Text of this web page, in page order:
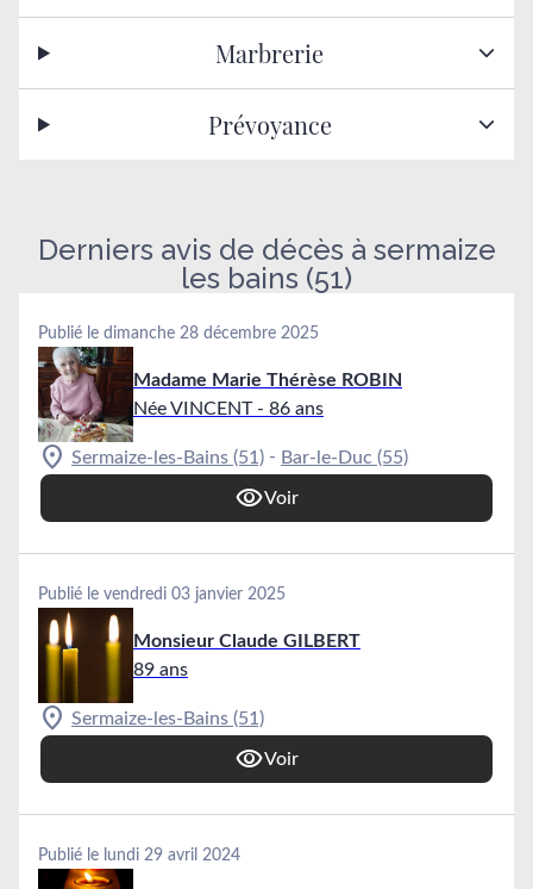
Marbrerie
Prévoyance
Derniers avis de décès à sermaize
les bains (51)
Publié le dimanche 28 décembre 2025
Madame Marie Thérèse ROBIN
Née VINCENT - 86 ans
Sermaize-les-Bains (51) - Bar-le-Duc (55)
Voir
Publié le vendredi 03 janvier 2025
Monsieur Claude GILBERT
89 ans
Sermaize-les-Bains (51)
Voir
Publié le lundi 29 avril 2024